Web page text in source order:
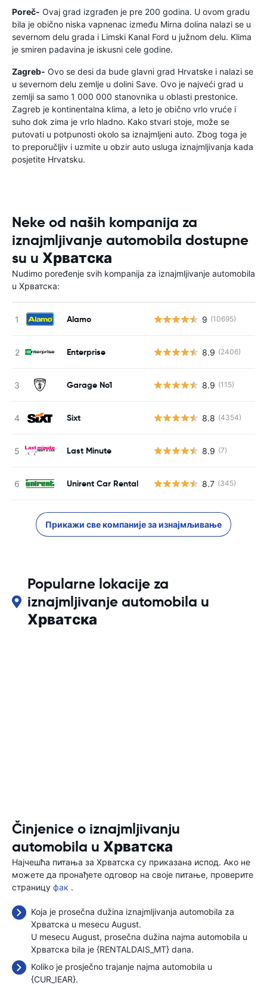
Poreč- Ovaj grad izgrađen je pre 200 godina. U ovom gradu
bila je obično niska vapnenac između Mirna dolina nalazi se u
severnom delu grada i Limski Kanal Ford u južnom delu. Klima
je smiren padavina je iskusni cele godine.
Zagreb- Ovo se desi da bude glavni grad Hrvatske i nalazi se
u severnom delu zemlje u dolini Save. Ovo je najveći grad u
zemlji sa samo 1 000 000 stanovnika u oblasti prestonice.
Zagreb je kontinentalna klima, a leto je obično vrlo vruće i
suho dok zima je vrlo hladno. Kako stvari stoje, može se
putovati u potpunosti okolo sa iznajmljeni auto. Zbog toga je
to preporučljiv i uzmite u obzir auto usluga iznajmljivanja kada
posjetite Hrvatsku.
Neke od naših kompanija za
iznajmljivanje automobila dostupne
su u Хрватска
Nudimo poređenje svih kompanija za iznajmljivanje automobila
u Хрватска:
Alamo 9 (10695)
Enterprise 8.9 (2406)
Garage No1 8.9 (115)
Sixt 8.8 (4354)
Last Minute 8.9 (7)
Unirent Car Rental 8.7 (345)
Прикажи све компаније за изнајмљивање
Popularne lokacije za
iznajmljivanje automobila u
Хрватска
Činjenice o iznajmljivanju
automobila u Хрватска
Најчешћа питања за Хрватска су приказана испод. Ако не
можете да пронађете одговор на своје питање, проверите
страницу фак .
Koja je prosečna dužina iznajmljivanja automobila za
Хрватска u mesecu August.
U mesecu August, prosečna dužina najma automobila u
Хрватска bila je {RENTALDAIS_MT} dana.
Koliko je prosječno trajanje najma automobila u
{CUR_IEAR}.